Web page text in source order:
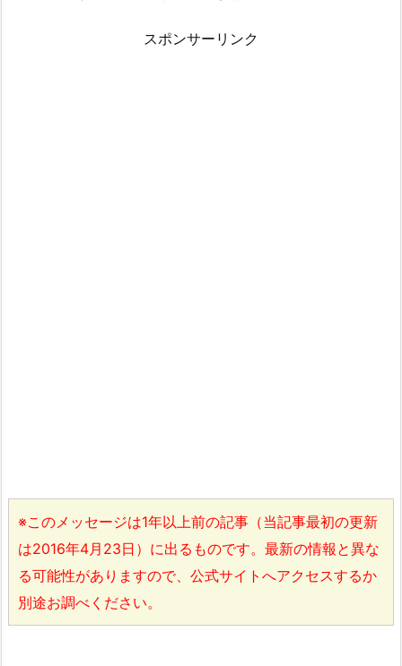
スポンサーリンク
※このメッセージは1年以上前の記事（当記事最初の更新
は2016年4月23日）に出るものです。最新の情報と異な
る可能性がありますので、公式サイトへアクセスするか
別途お調べください。